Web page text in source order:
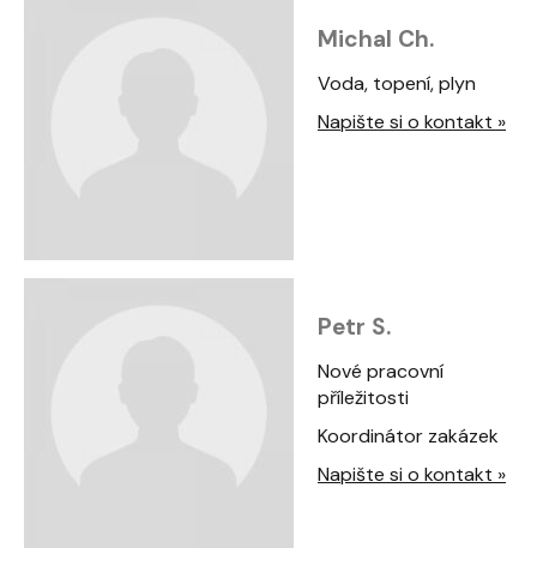
Michal Ch.
Voda, topení, plyn
Napište si o kontakt »
Petr S.
Nové pracovní
příležitosti
Koordinátor zakázek
Napište si o kontakt »